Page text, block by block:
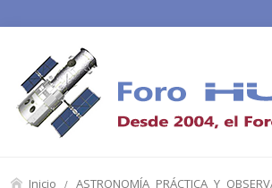
Inicio ASTRONOMÍA PRÁCTICA Y